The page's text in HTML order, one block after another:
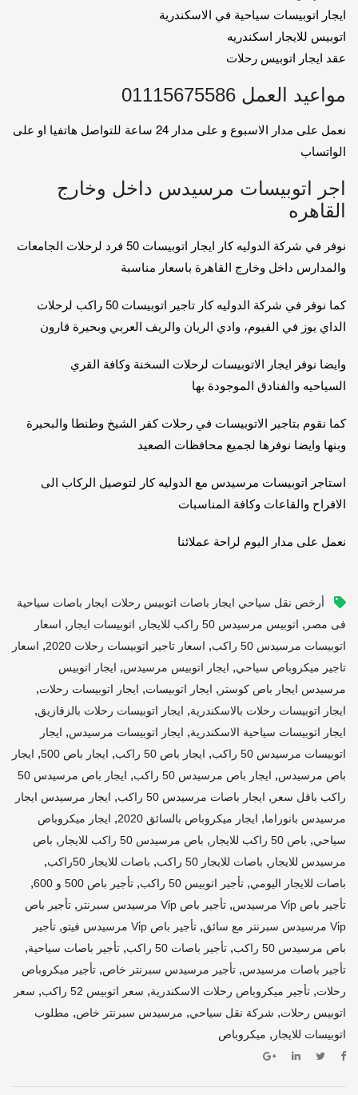
ايجار اتوبيسات سياحية في الاسكندرية
اتوبيس للايجار اسكندريه
عقد ايجار اتوبيس رحلات
مواعيد العمل 01115675586
نعمل على مدار الاسبوع و على مدار 24 ساعة للتواصل هاتفيا او على
الواتساب
اجر اتوبيسات مرسيدس داخل وخارج
القاهره
نوفر في شركة الدوليه كار ايجار اتوبيسات 50 فرد لرحلات الجامعات
والمدارس داخل وخارج القاهرة باسعار مناسبة
كما نوفر في شركة الدوليه كار تاجير اتوبيسات 50 راكب لرحلات
الداي يوز في الفيوم، وادي الريان والريف العربي وبحيرة قارون
وايضا نوفر ايجار الاتوبيسات لرحلات السخنة وكافة القري
السياحيه والفنادق الموجودة بها
كما نقوم بتاجير الاتوبيسات في رحلات كفر الشيخ وطنطا والبحيرة
وبنها وايضا نوفرها لجميع محافظات الصعيد
استاجر اتوبيسات مرسيدس مع الدوليه كار لتوصيل الركاب الى
الافراح والقاعات وكافة المناسبات
نعمل على مدار اليوم لراحة عملائنا
أرخص نقل سياحي ايجار باصات اتوبيس رحلات ايجار باصات سياحية
فى مصر , اتوبيس مرسيدس 50 راكب للايجار , اتوبيسات ايجار , اسعار
اتوبيسات مرسيدس 50 راكب
, اسعار تاجير اتوبيسات رحلات 2020 , اسعار
تاجير ميكروباص سياحي, ايجار اتوبيس مرسيدس, ايجار اتوبيس
مرسيدس ايجار باص كوستر , ايجار اتوبيسات, ايجار اتوبيسات رحلات,
ايجار اتوبيسات رحلات بالاسكندرية, ايجار اتوبيسات رحلات بالزقازيق,
ايجار اتوبيسات سياحية الاسكندرية, ايجار اتوبيسات مرسيدس, ايجار
اتوبيسات مرسيدس 50 راكب
, ايجار باص 50 راكب , ايجار باص 500 , ايجار
باص مرسيدس, ايجار باص مرسيدس 50 راكب ,
ايجار باص مرسيدس 50
راكب باقل سعر , ايجار باصات مرسيدس 50 راكب , ايجار مرسيدس ايجار
مرسيدس بانوراما, ايجار ميكروباص بالسائق 2020 , ايجار ميكروباص
سياحي, باص 50 راكب للايجار , باص مرسيدس 50 راكب للايجار , باص
مرسيدس للايجار , باصات للايجار 50 راكب , باصات للايجار 50راكب ,
باصات للايجار اليومي, تأجير اتوبيس 50 راكب , تأجير باص 500 و 600 ,
تأجير باص Vi̇p مرسيدس , تأجير باص Vi̇p مرسيدس سبرنتر , تأجير باص
Vi̇p مرسيدس سبرنتر مع سائق
, تأجير باص Vi̇p مرسيدس فيتو , تأجير
باص مرسيدس 50 راكب
, تأجير باصات 50 راكب , تأجير باصات سياحية,
تأجير باصات مرسيدس, تأجير مرسيدس سبرنتر خاص, تأجير ميكروباص
رحلات, تأجير ميكروباص رحلات الاسكندرية, سعر اتوبيس 52 راكب , سعر
اتوبيس رحلات, شركة نقل سياحي, مرسيدس سبرنتر خاص, مطلوب
اتوبيسات للايجار , ميكروباص